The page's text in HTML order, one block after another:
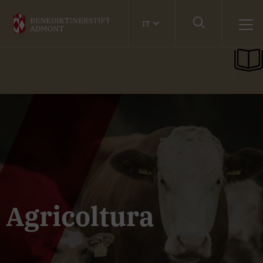
IT
Agricoltura